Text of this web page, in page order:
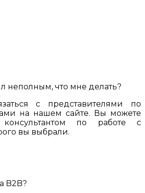
неполным, что мне делать?
с представителями по
на нашем сайте. Вы можете
по работе с
вы выбрали.
B2B?